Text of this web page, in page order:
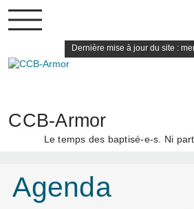
Dernière mise à jour du site :
CCB-Armor
Le temps des baptisé-e-s. Ni
Agenda